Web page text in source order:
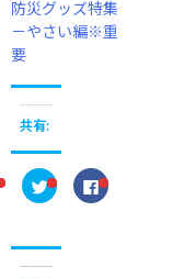
防災グッズ特集
－やさい編※重
要
共有:
ク
リ
て
F
a